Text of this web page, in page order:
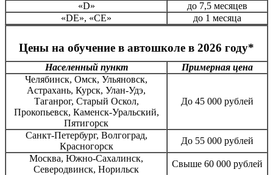
«D»
до 7,5 месяцев
«DE», «CE»
до 1 месяца
Цены на обучение в автошколе в 2026 году*
Населенный пункт
Примерная цена
Челябинск, Омск, Ульяновск,
Астрахань, Курск, Улан-Удэ,
Таганрог, Старый Оскол,
Прокопьевск, Каменск-Уральский,
Пятигорск
До 45 000 рублей
Санкт-Петербург, Волгоград,
Красногорск
До 55 000 рублей
Москва, Южно-Сахалинск,
Северодвинск, Норильск
Свыше 60 000 рублей